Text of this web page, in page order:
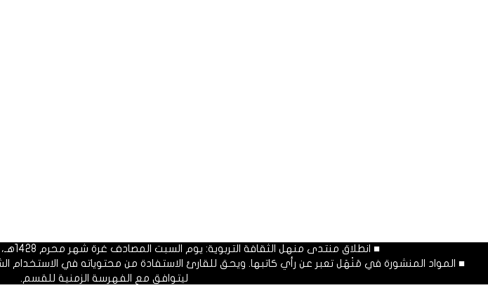
■ انطلاق منتدى منهل الثقافة التربوية: يوم السبت المصادف غرة شهر محرم 1428هـ، الموافق العشرون من شهر يناير 2007م.
■ المواد المنشورة في مَنْهَل تعبر عن رأي كاتبها. ويحق للقارئ الاستفادة من محتوياته في
ليتوافق مع الفهرسة الزمنية للقسم.